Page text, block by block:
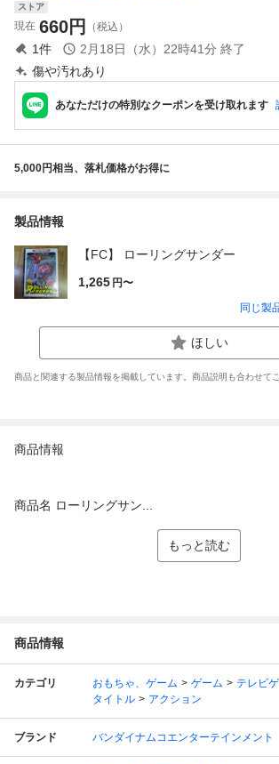
ストア
現在 660円 （税込）
1件 2月18日（水）22時41分 終了
傷や汚れあり
あなただけの特別なクーポンを受け取れます
5,000円相当、落札価格がお得に
製品情報
【FC】 ローリングサンダー
1,265 円〜
同じ製
ほしい
商品と関連する製品情報を掲載しています。商品説明も合わせて
商品情報
商品名 ローリングサン...
もっと読む
商品情報
カテゴリ おもちゃ、ゲーム ゲーム テレビ
タイトル
アクション
ブランド バンダイナムコエンターテインメント